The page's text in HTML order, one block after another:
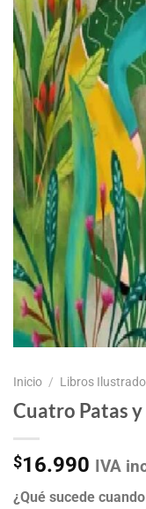
Inicio / Libros
Cuatro Patas
$16.990 IVA
¿Qué sucede